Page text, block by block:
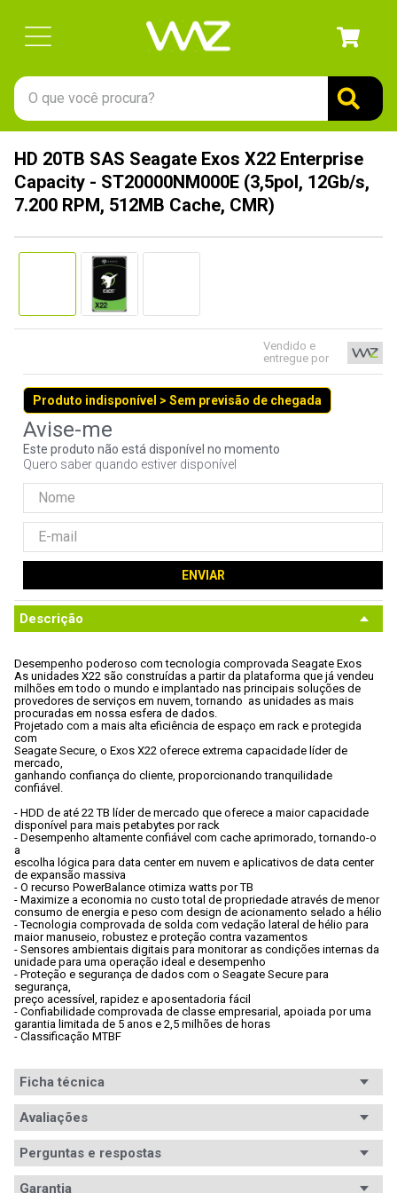
O que você procura?
HD 20TB SAS Seagate Exos X22 Enterprise
Capacity - ST20000NM000E (3,5pol, 12Gb/s,
7.200 RPM, 512MB Cache, CMR)
Vendido e
entregue por
Produto indisponível > Sem previsão de chegada
Este produto não está disponível no momento
Quero saber quando estiver disponível
ENVIAR
Descrição
Desempenho poderoso com tecnologia comprovada Seagate Exos
As unidades X22 são construídas a partir da plataforma que já vendeu
milhões em todo o mundo e implantado nas principais soluções de
provedores de serviços em nuvem, tornando  as unidades as mais
procuradas em nossa esfera de dados.
Projetado com a mais alta eficiência de espaço em rack e protegida
com
Seagate Secure, o Exos X22 oferece extrema capacidade líder de
mercado,
ganhando confiança do cliente, proporcionando tranquilidade
confiável.
- HDD de até 22 TB líder de mercado que oferece a maior capacidade
disponível para mais petabytes por rack
- Desempenho altamente confiável com cache aprimorado, tornando-o
a
escolha lógica para data center em nuvem e aplicativos de data center
de expansão massiva
- O recurso PowerBalance otimiza watts por TB
- Maximize a economia no custo total de propriedade através de menor
consumo de energia e peso com design de acionamento selado a hélio
- Tecnologia comprovada de solda com vedação lateral de hélio para
maior manuseio, robustez e proteção contra vazamentos
- Sensores ambientais digitais para monitorar as condições internas da
unidade para uma operação ideal e desempenho
- Proteção e segurança de dados com o Seagate Secure para
segurança,
preço acessível, rapidez e aposentadoria fácil
- Confiabilidade comprovada de classe empresarial, apoiada por uma
garantia limitada de 5 anos e 2,5 milhões de horas
- Classificação MTBF
Ficha técnica
Conteúdo da
embalagem
Segmento Empresarial
Avaliações
Avaliações
Perguntas e respostas
Garantia
1º
gabinete
2º
keychron
8º
fractal
9º
controle
10º hd